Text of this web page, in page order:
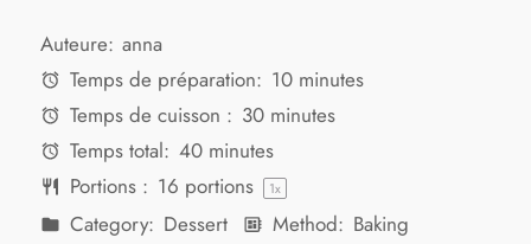
Auteure: anna
Temps de préparation: 10 minutes
Temps de cuisson : 30 minutes
Temps total: 40 minutes
Portions : 16 portions 1x
Category: Dessert Method: Baking